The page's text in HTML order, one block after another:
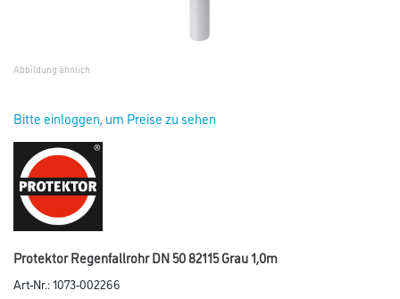
Abbildung ähnlich
Bitte einloggen, um Preise zu sehen
Protektor Regenfallrohr DN 50 82115 Grau 1,0m
Art-Nr.:1073-002266